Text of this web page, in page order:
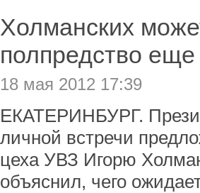
Холманских
полпредство еще
18 мая 2012 17:39
ЕКАТЕРИНБУРГ.
личной встречи
цеха УВЗ Игорю
объяснил, чего